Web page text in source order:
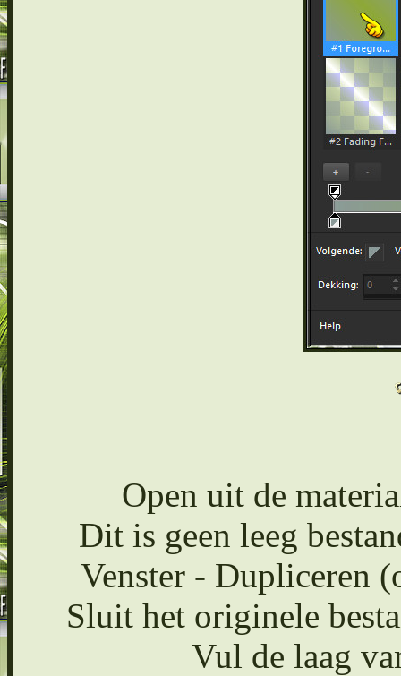
Open uit de
Dit is geen leeg
Venster - Dupliceren
Sluit het originele
Vul de laag